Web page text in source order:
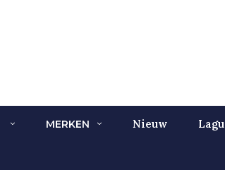
MERKEN Nieuw